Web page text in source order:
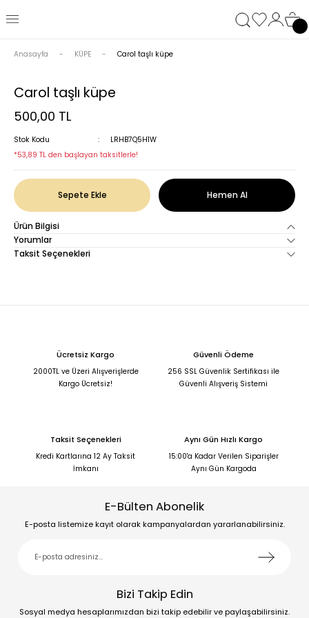
Anasayfa KÜPE Carol taşlı küpe
Carol taşlı küpe
500,00 TL
Stok Kodu
LRHB7Q5H1W
*53,89 TL den başlayan taksitlerle!
Sepete Ekle Hemen Al
Ürün Bilgisi
Yorumlar
Taksit Seçenekleri
Ücretsiz Kargo
2000TL ve Üzeri Alışverişlerde
Kargo Ücretsiz!
Güvenli Ödeme
256 SSL Güvenlik Sertifikası ile
Güvenli Alışveriş Sistemi
Taksit Seçenekleri
Kredi Kartlarına 12 Ay Taksit
İmkanı
Aynı Gün Hızlı Kargo
15:00'a Kadar Verilen Siparişler
Aynı Gün Kargoda
E-Bülten Abonelik
E-posta listemize kayıt olarak kampanyalardan yararlanabilirsiniz.
Bizi Takip Edin
Sosyal medya hesaplarımızdan bizi takip edebilir ve paylaşabilirsiniz.